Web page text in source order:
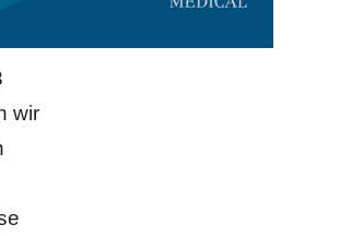
wir